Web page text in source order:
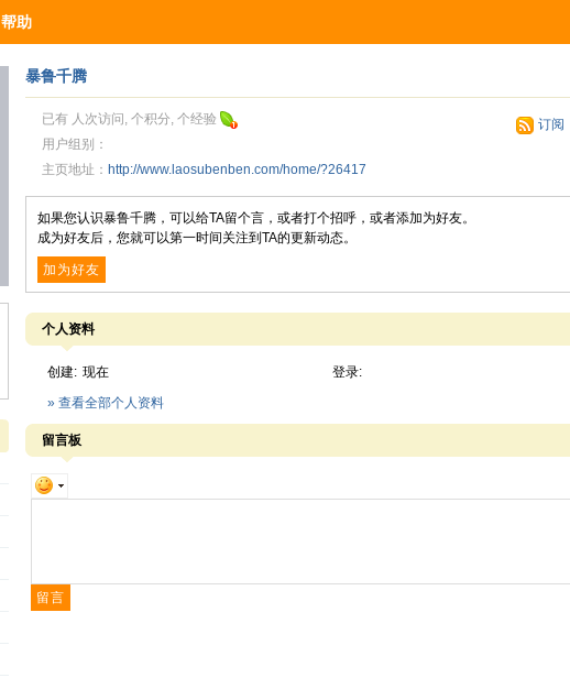
帮助
暴鲁千腾
订阅
已有 人次访问, 个积分, 个经验
用户组别：
主页地址： http://www.laosubenben.com/home/?26417
如果您认识暴鲁千腾，可以给TA留个言，或者打个招呼，或者添加为好友。
成为好友后，您就可以第一时间关注到TA的更新动态。
加为好友
个人资料
创建: 现在
登录:
» 查看全部个人资料
留言板